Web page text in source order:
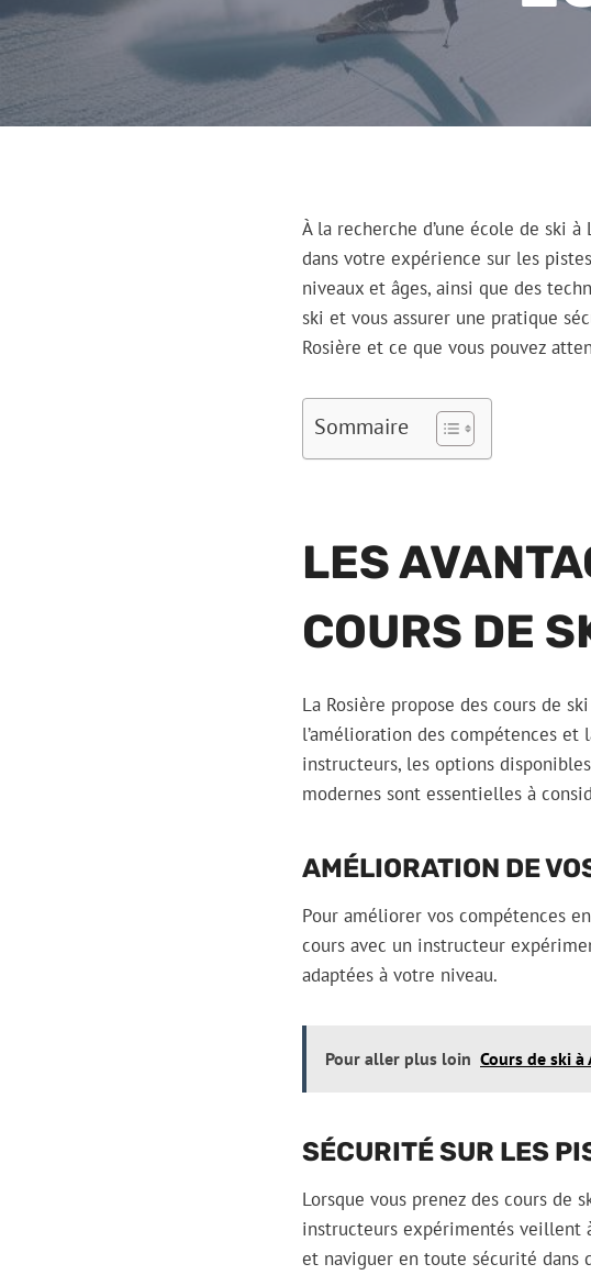
À la recherche d’une école de ski
dans votre expérience sur les
niveaux et âges, ainsi que des
ski et vous assurer une pratique
Rosière et ce que vous pouvez
Sommaire
LES
COURS DE
La Rosière propose des cours de
l’amélioration des compétences et
instructeurs, les options
modernes sont essentielles à
AMÉLIORATION DE
Pour améliorer vos compétences
cours avec un instructeur
adaptées à votre niveau.
Pour aller plus loin Cours de ski
SÉCURITÉ SUR LES
Lorsque vous prenez des cours de
instructeurs expérimentés veillent
et naviguer en toute sécurité